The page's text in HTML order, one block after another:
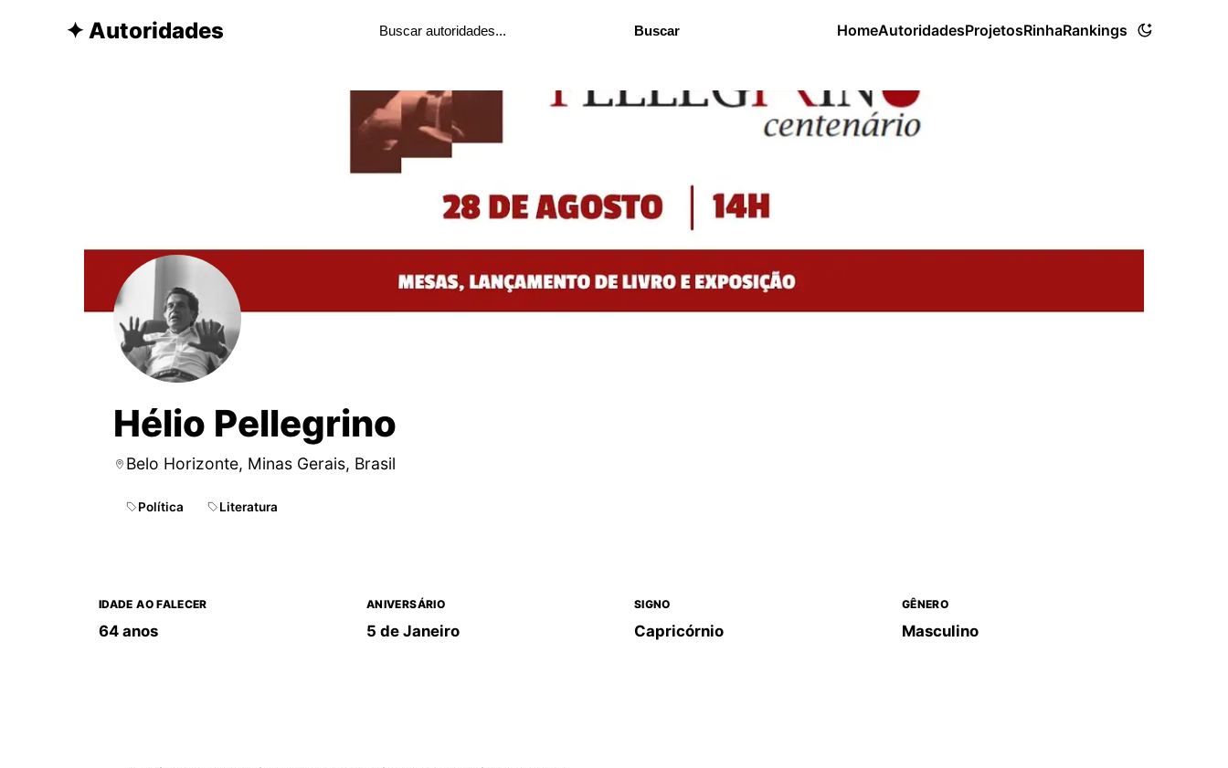
✦ Autoridades Buscar HomeAutoridadesProjetosRinhaRankings
Hélio Pellegrino
Belo Horizonte, Minas Gerais, Brasil
Política Literatura
IDADE AO FALECER
64 anos
ANIVERSÁRIO
5 de Janeiro
SIGNO
Capricórnio
GÊNERO
Masculino